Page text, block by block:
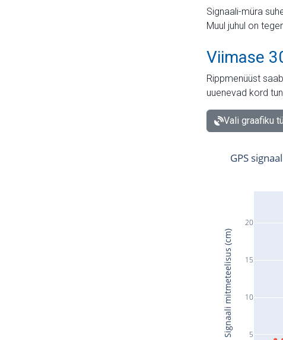
Signaali-müra
Muul juhul on
Viimase
Rippmenüüst
uuenevad kord
Vali graafiku
5
10
15
20
GPS
Signaali mitmeteelisus (cm)